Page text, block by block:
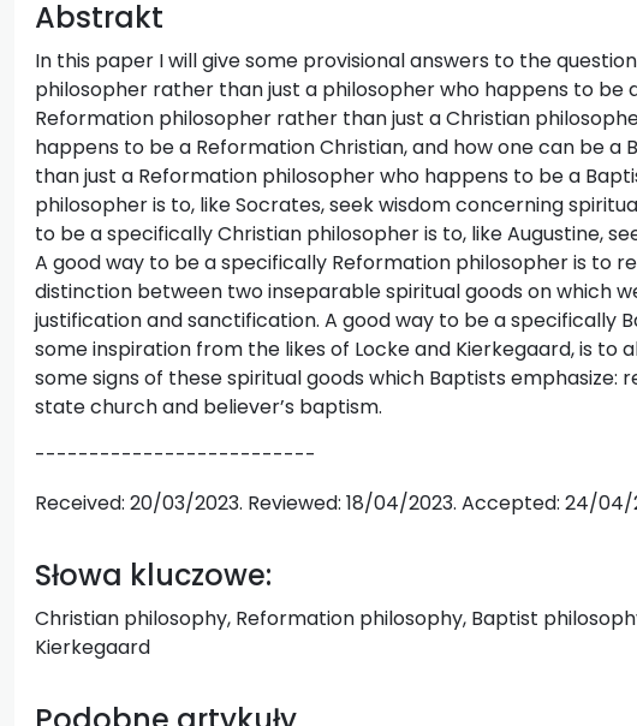
Abstrakt
In this paper I will give some provisional answers to the
philosopher rather than just a philosopher who happens to be
Reformation philosopher rather than just a Christian
happens to be a Reformation Christian, and how one can be
than just a Reformation philosopher who happens to be a
philosopher is to, like Socrates, seek wisdom concerning
to be a specifically Christian philosopher is to, like Augustine,
A good way to be a specifically Reformation philosopher is to
distinction between two inseparable spiritual goods on which
justification and sanctification. A good way to be a specifically
some inspiration from the likes of Locke and Kierkegaard, is to
some signs of these spiritual goods which Baptists emphasize:
state church and believer’s baptism.
--------------------------
Received: 20/03/2023. Reviewed: 18/04/2023. Accepted: 24/04/
Słowa kluczowe:
Christian philosophy, Reformation philosophy, Baptist
Kierkegaard